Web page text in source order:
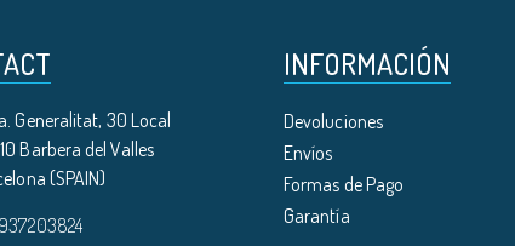
Generalitat, 30 Local
Barbera del Valles
(SPAIN)
INFORMACIÓN
Devoluciones
Envíos
Formas de Pago
Garantía